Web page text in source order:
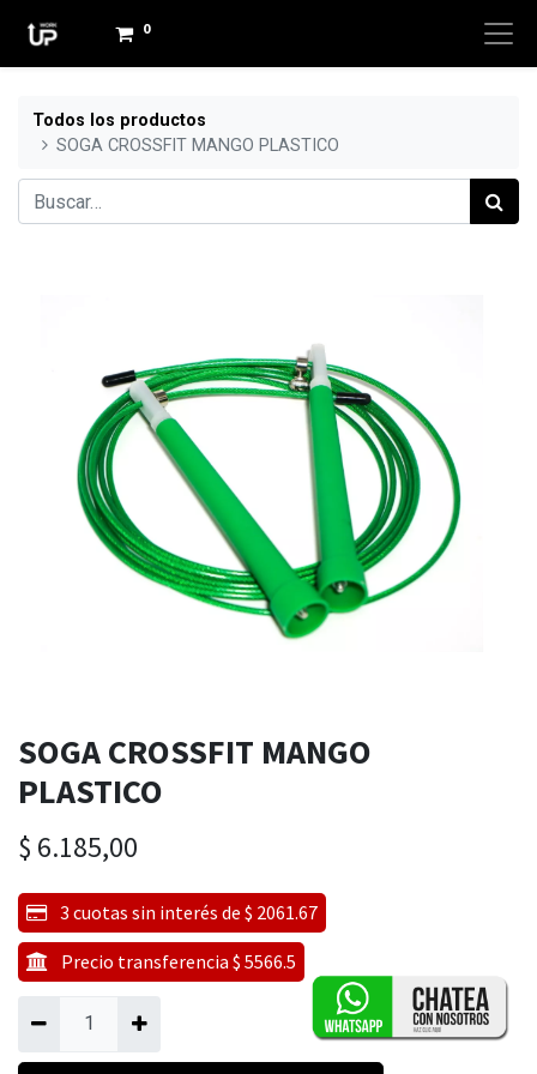
0
Todos los productos
SOGA CROSSFIT MANGO PLASTICO
SOGA CROSSFIT MANGO
PLASTICO
$ 6.185,00
3 cuotas sin interés de $ 2061.67
Precio transferencia $ 5566.5